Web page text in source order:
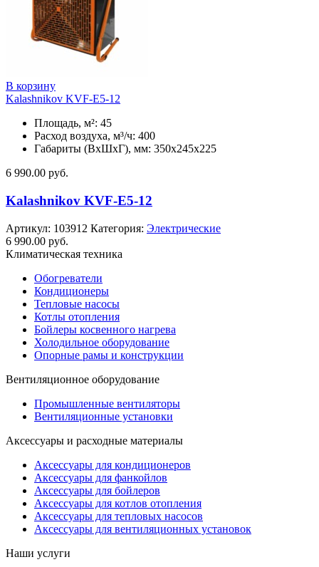
В корзину
Kalashnikov KVF-E5-12
Площадь, м²: 45
Расход воздуха, м³/ч: 400
Габариты (ВхШхГ), мм: 350x245x225
6 990.00 руб.
Kalashnikov KVF-E5-12
Артикул: 103912 Категория: Электрические
6 990.00 руб.
Климатическая техника
Обогреватели
Кондиционеры
Тепловые насосы
Котлы отопления
Бойлеры косвенного нагрева
Холодильное оборудование
Опорные рамы и конструкции
Вентиляционное оборудование
Промышленные вентиляторы
Вентиляционные установки
Аксессуары и расходные материалы
Аксессуары для кондиционеров
Аксессуары для фанкойлов
Аксессуары для бойлеров
Аксессуары для котлов отопления
Аксессуары для тепловых насосов
Аксессуары для вентиляционных установок
Наши услуги